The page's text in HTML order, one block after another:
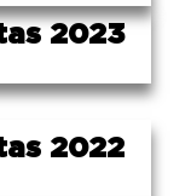
2023
2022